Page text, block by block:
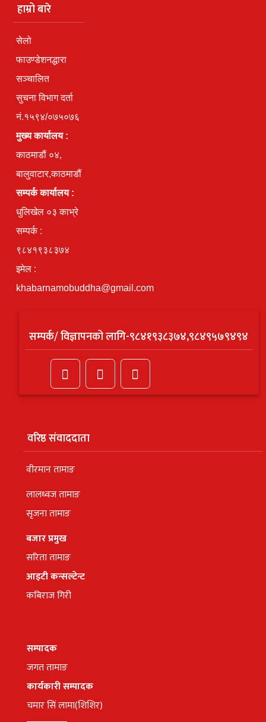
हाम्रो बारे
सेलो
फाउण्डेशनद्धारा
सञ्चालित
सुचना विभाग दर्ता
नं.१५९४/०७५०७६
मुख्य कार्यालय :
काठमाडौं ०४,
बालुवाटार,काठमाडौं
सम्पर्क कार्यालय :
धुलिखेल ०३ काभ्रे
सम्पर्क :
९८४१९३८३७४
इमेल :
khabarnamobuddha@gmail.com
सम्पर्क/ विज्ञापनको लागि-९८४१९३८३७४,९८४९५७९४९४
वरिष्ठ संवाददाता
वीरमान तामाङ
लालध्वज तामाङ
सृजना तामाङ
बजार प्रमुख
सरिता तामाङ
आइटी कन्सल्टेन्ट
कबिराज गिरी
सम्पादक
जगत तामाङ
कार्यकारी सम्पादक
चमार सिं लामा(शिशिर)